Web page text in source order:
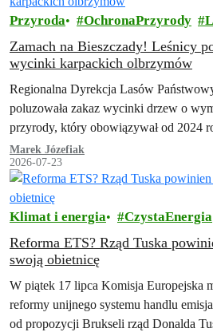
Przyroda OchronaPrzyrody
Zamach na Bieszczady! Leśnicy
wycinki karpackich olbrzymów
Regionalna Dyrekcja Lasów
poluzowała zakaz wycinki drzew o
przyrody, który obowiązywał od 2024
którego dotarła Inicjatywa Dzikie
Marek Józefiak
2026-07-23
Klimat i energia CzystaEnergia
Reforma ETS? Rząd Tuska
swoją obietnicę
W piątek 17 lipca Komisja Europejska
reformy unijnego systemu handlu
od propozycji Brukseli rząd Donalda